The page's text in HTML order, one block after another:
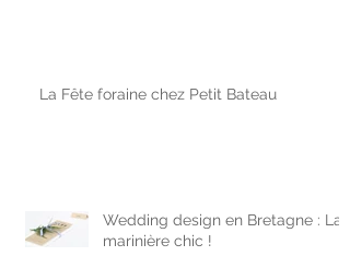
La Fête foraine chez Petit Bateau
Wedding design en Bretagne : La
marinière chic !